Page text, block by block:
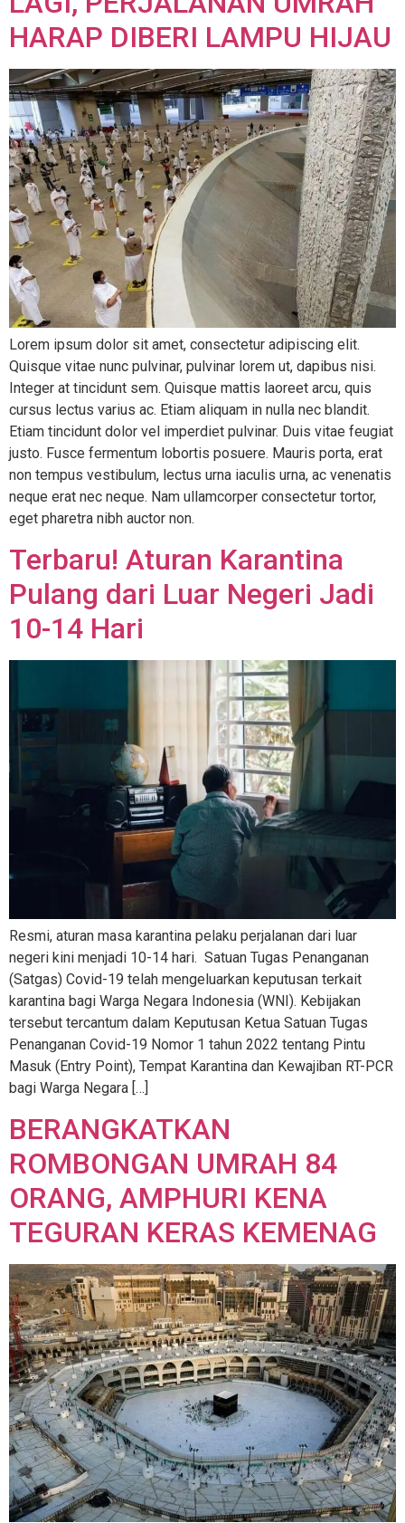
HARAP DIBERI LAMPU HIJAU
Lorem ipsum dolor sit amet, consectetur adipiscing elit.
Quisque vitae nunc pulvinar, pulvinar lorem ut, dapibus nisi.
Integer at tincidunt sem. Quisque mattis laoreet arcu, quis
cursus lectus varius ac. Etiam aliquam in nulla nec blandit.
Etiam tincidunt dolor vel imperdiet pulvinar. Duis vitae feugiat
justo. Fusce fermentum lobortis posuere. Mauris porta, erat
non tempus vestibulum, lectus urna iaculis urna, ac venenatis
neque erat nec neque. Nam ullamcorper consectetur tortor,
eget pharetra nibh auctor non.
Terbaru! Aturan Karantina
Pulang dari Luar Negeri Jadi
10-14 Hari
Resmi, aturan masa karantina pelaku perjalanan dari luar
negeri kini menjadi 10-14 hari. Satuan Tugas Penanganan
(Satgas) Covid-19 telah mengeluarkan keputusan terkait
karantina bagi Warga Negara Indonesia (WNI). Kebijakan
tersebut tercantum dalam Keputusan Ketua Satuan Tugas
Penanganan Covid-19 Nomor 1 tahun 2022 tentang Pintu
Masuk (Entry Point), Tempat Karantina dan Kewajiban RT-PCR
bagi Warga Negara […]
BERANGKATKAN
ROMBONGAN UMRAH 84
ORANG, AMPHURI KENA
TEGURAN KERAS KEMENAG